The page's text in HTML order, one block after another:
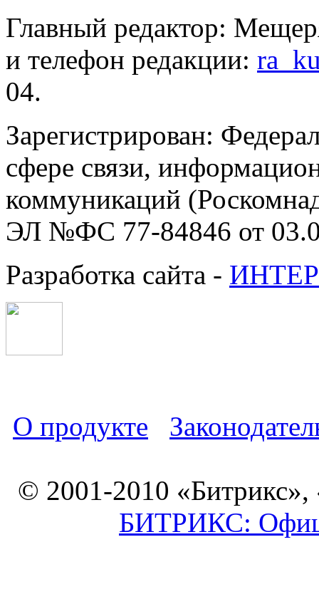
Главный редактор:
и телефон редакции:
04.
Зарегистрирован:
сфере связи,
коммуникаций
ЭЛ №ФС 77-84846 от
Разработка сайта -
О продукте
© 2001-2010 «Битрикс»,
БИТРИКС: